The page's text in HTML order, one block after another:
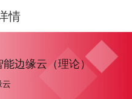
情
边缘云（理论）